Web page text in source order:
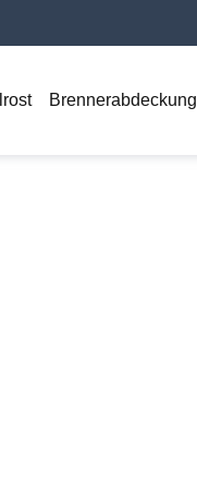
Brennerabdeckung